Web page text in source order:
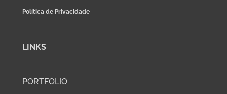
Política de Privacidade
LINKS
PORTFOLIO